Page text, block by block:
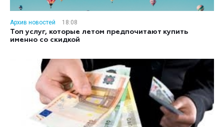
Архив новостей
18:08
Топ услуг, которые летом предпочитают купить
именно со скидкой